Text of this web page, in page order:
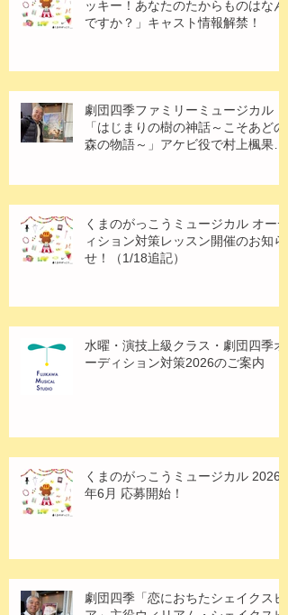
ッキー！あなたのたからものはなん
ですか？」キャスト情報解禁！
劇団四季ファミリーミュージカル
「はじまりの樹の神話～こそあどの
森の物語～」アケビ役で村上楓果さ
くまのがっこうミュージカル オーデ
ィション対策レッスン開催のお知ら
せ！（1/18追記）
水曜・演技上級クラス・劇団四季オ
ーディション対策2026のご案内
くまのがっこうミュージカル 2026
年6月 応募開始！
劇団四季「恋におちたシェイクスピ